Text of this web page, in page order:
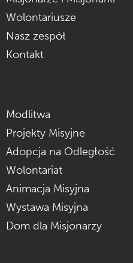
Wolontariusze
Nasz zespół
Kontakt
Modlitwa
Projekty Misyjne
Adopcja na Odległość
Wolontariat
Animacja Misyjna
Wystawa Misyjna
Dom dla Misjonarzy